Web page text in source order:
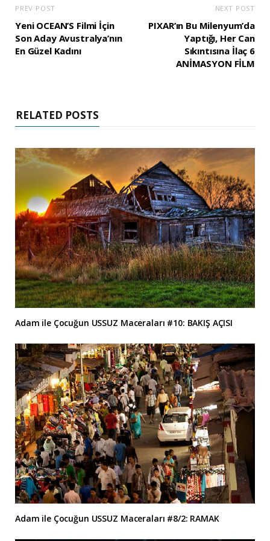
PREV POST
Yeni OCEAN’S Filmi İçin
Son Aday Avustralya’nın
En Güzel Kadını
NEXT POST
PIXAR’ın Bu Milenyum’da
Yaptığı, Her Can
Sıkıntısına İlaç 6
ANİMASYON FİLM
RELATED POSTS
Adam ile Çocuğun USSUZ Maceraları #10: BAKIŞ AÇISI
Adam ile Çocuğun USSUZ Maceraları #8/2: RAMAK